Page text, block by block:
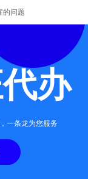
的问题
办
一条龙为您服务